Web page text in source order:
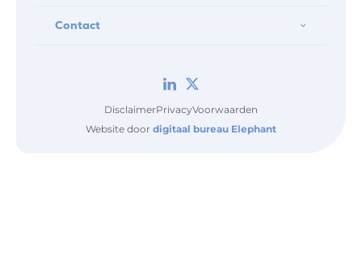
Contact
DisclaimerPrivacyVoorwaarden
Website door digitaal bureau Elephant